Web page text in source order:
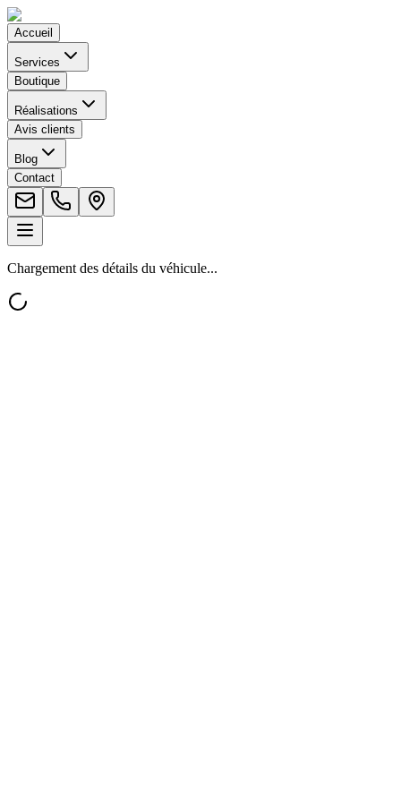
Accueil
Services
Boutique
Réalisations
Avis clients
Blog
Contact
Chargement des détails du véhicule...